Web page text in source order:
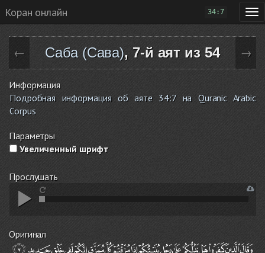
Коран онлайн 34:7
← Саба (Сава), 7-й аят из 54 →
Информация
Подробная информация об аяте 34:7 на Quranic Arabic
Corpus
Параметры
Увеличенный шрифт
Прослушать
Оригинал